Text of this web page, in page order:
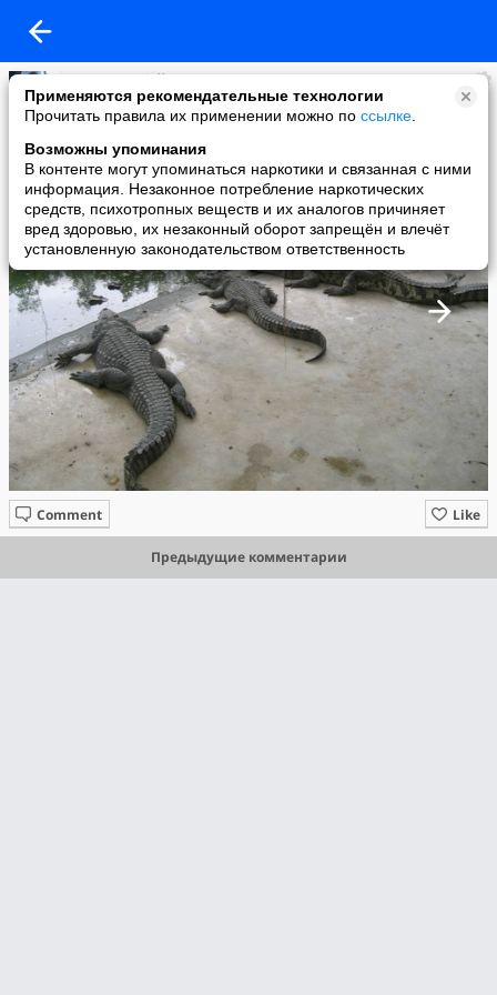
Применяются рекомендательные технологии
Прочитать правила их применении можно по ссылке
Возможны упоминания
В контенте могут упоминаться наркотики и связанная с ними
информация. Незаконное потребление наркотических
средств, психотропных веществ и их аналогов причиняет
вред здоровью, их незаконный оборот запрещён и влечёт
установленную законодательством ответственность
Марьям Губайдуллина
added a photo
23 Aug в 08:28
Like
Comment
Предыдущие комментарии